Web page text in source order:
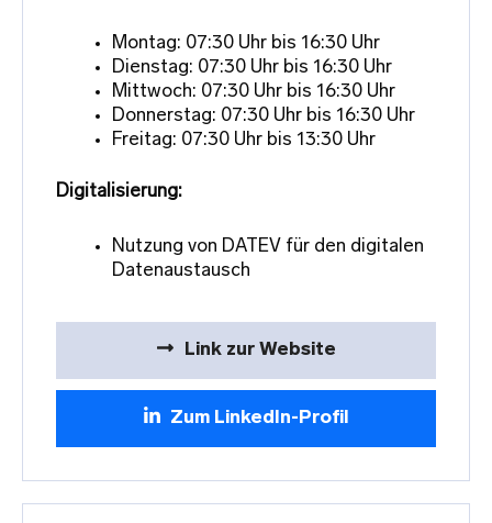
Montag: 07:30 Uhr bis 16:30 Uhr
Dienstag: 07:30 Uhr bis 16:30 Uhr
Mittwoch: 07:30 Uhr bis 16:30 Uhr
Donnerstag: 07:30 Uhr bis 16:30 Uhr
Freitag: 07:30 Uhr bis 13:30 Uhr
Digitalisierung:
Nutzung von DATEV für den digitalen
Datenaustausch
Link zur Website
Zum LinkedIn-Profil